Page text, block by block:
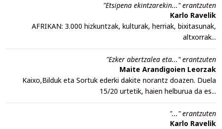
"Etsipena ekintzarekin..." erantzuten
Karlo Ravelik
AFRIKAN: 3.000 hizkuntzak, kulturak, herriak, bixitasunak,
altxorrak...
"Ezker abertzalea eta..." erantzuten
Maite Arandigoien Leorzak
Kaixo,Bilduk eta Sortuk ederki dakite norantz doazen. Duela
15/20 urtetik, haien helburua da es...
"..." erantzuten
Karlo Ravelik